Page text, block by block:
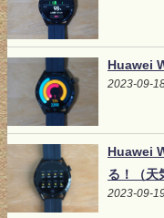
Huawei
2023-09-
Huawei
る！（天
2023-09-